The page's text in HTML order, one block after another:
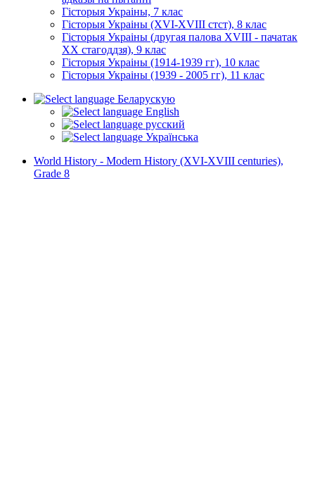
Гісторыя Украіны, 7 клас
Гісторыя Украіны (XVI-XVIII стст), 8 клас
Гісторыя Украіны (другая палова XVIII - пачатак
XX стагоддзя), 9 клас
Гісторыя Украіны (1914-1939 гг), 10 клас
Гісторыя Украіны (1939 - 2005 гг), 11 клас
Беларускую
English
русский
Українська
World History - Modern History (XVI-XVIII centuries),
Grade 8